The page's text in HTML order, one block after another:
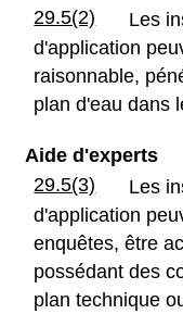
29.5(2)
Les
d'application
raisonnable,
plan d'eau dans
Aide d'experts
29.5(3)
Les
d'application
enquêtes, être
possédant des
plan technique